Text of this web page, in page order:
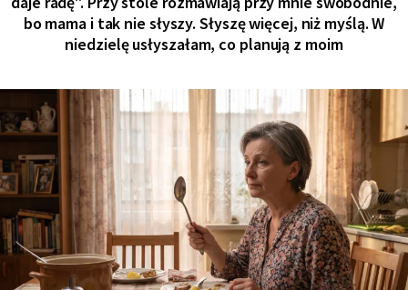
bo mama i tak nie słyszy. Słyszę więcej, niż myślą. W
niedzielę usłyszałam, co planują z moim